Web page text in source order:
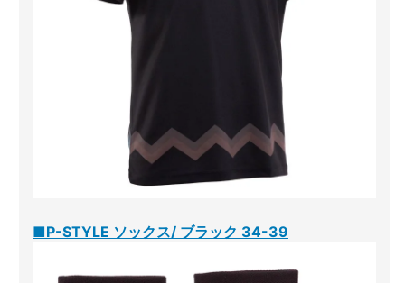
■P-STYLE ソックス/ ブラック 34-39